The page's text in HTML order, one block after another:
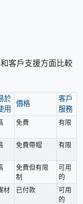
客戶支援方面比較
於
用
價格
客戶
服務
免費 有限
免費帶帽 有限
免費但有限
制
可用
的
材 已付款
可用
的